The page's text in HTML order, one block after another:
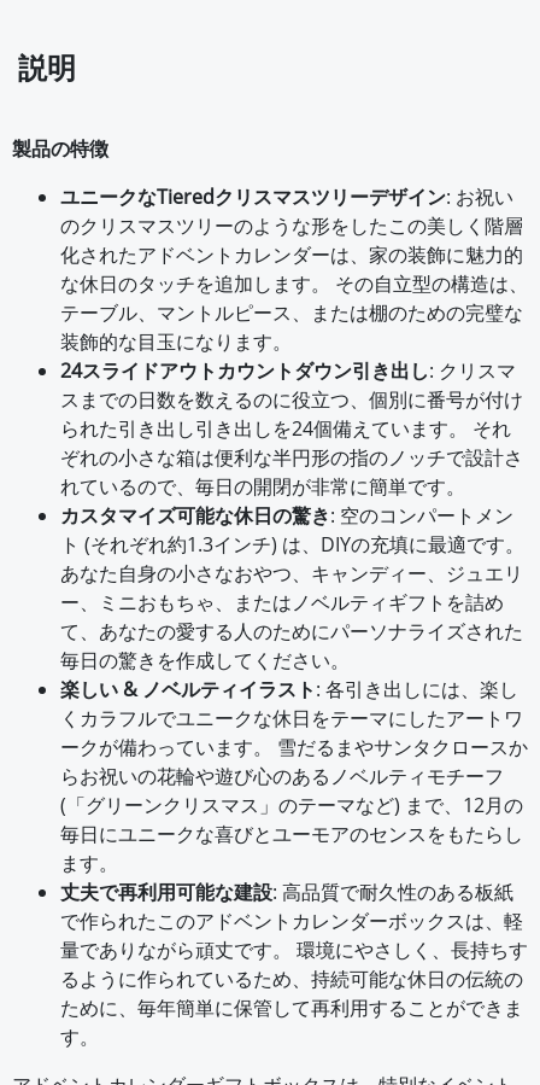
説明
製品の特徴
ユニークなTieredクリスマスツリーデザイン: お祝い
のクリスマスツリーのような形をしたこの美しく階層
化されたアドベントカレンダーは、家の装飾に魅力的
な休日のタッチを追加します。 その自立型の構造は、
テーブル、マントルピース、または棚のための完璧な
装飾的な目玉になります。
24スライドアウトカウントダウン引き出し: クリスマ
スまでの日数を数えるのに役立つ、個別に番号が付け
られた引き出し引き出しを24個備えています。 それ
ぞれの小さな箱は便利な半円形の指のノッチで設計さ
れているので、毎日の開閉が非常に簡単です。
カスタマイズ可能な休日の驚き: 空のコンパートメン
ト (それぞれ約1.3インチ) は、DIYの充填に最適です。
あなた自身の小さなおやつ、キャンディー、ジュエリ
ー、ミニおもちゃ、またはノベルティギフトを詰め
て、あなたの愛する人のためにパーソナライズされた
毎日の驚きを作成してください。
楽しい & ノベルティイラスト: 各引き出しには、楽し
くカラフルでユニークな休日をテーマにしたアートワ
ークが備わっています。 雪だるまやサンタクロースか
らお祝いの花輪や遊び心のあるノベルティモチーフ
(「グリーンクリスマス」のテーマなど) まで、12月の
毎日にユニークな喜びとユーモアのセンスをもたらし
ます。
丈夫で再利用可能な建設: 高品質で耐久性のある板紙
で作られたこのアドベントカレンダーボックスは、軽
量でありながら頑丈です。 環境にやさしく、長持ちす
るように作られているため、持続可能な休日の伝統の
ために、毎年簡単に保管して再利用することができま
す。